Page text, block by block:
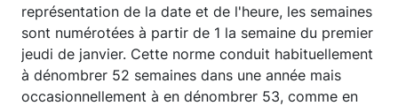
représentation de la date et de l'heure, les semaines
sont numérotées à partir de 1 la semaine du premier
jeudi de janvier. Cette norme conduit habituellement
à dénombrer 52 semaines dans une année mais
occasionnellement à en dénombrer 53, comme en